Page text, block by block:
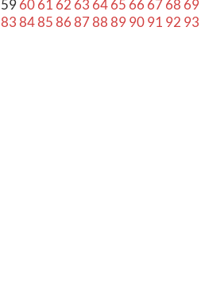
596061 62 63 6465 66 6768 69
83848586878889 9091 92 93